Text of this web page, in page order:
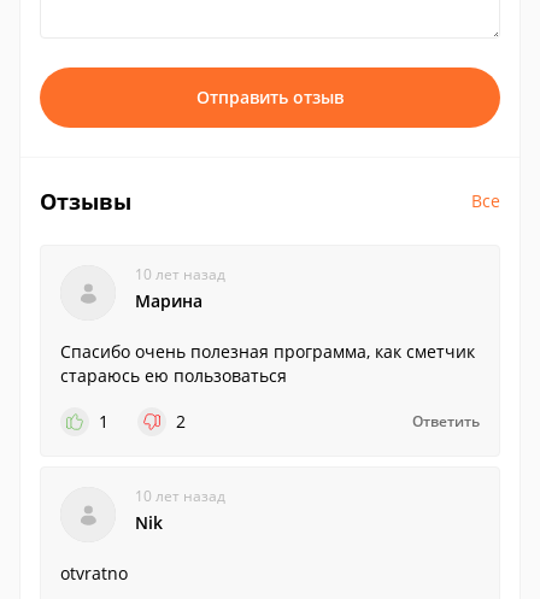
Отправить отзыв
Отзывы Все
10 лет назад
Марина
Спасибо очень полезная программа, как сметчик
стараюсь ею пользоваться
1
2 Ответить
10 лет назад
Nik
otvratno